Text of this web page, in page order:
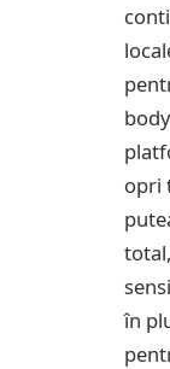
opri
în